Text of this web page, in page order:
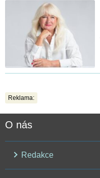
Reklama:
O nás
Redakce